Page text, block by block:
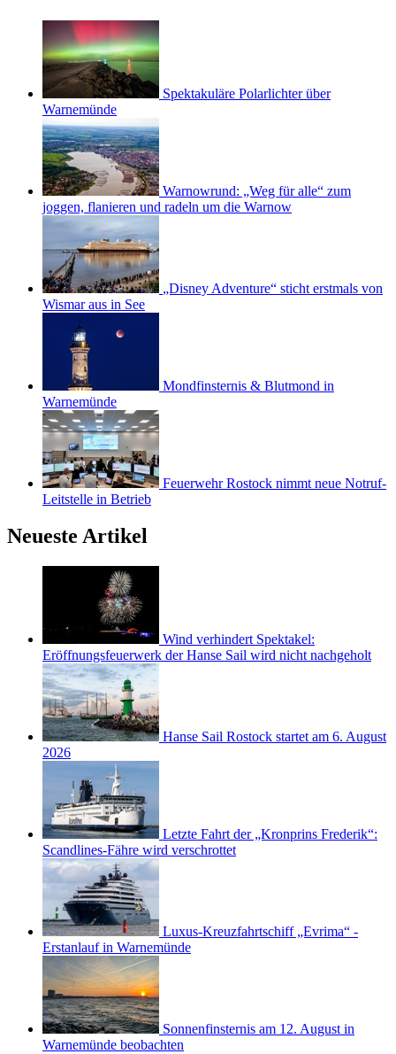
Spektakuläre Polarlichter über
Warnemünde
Warnowrund: „Weg für alle“ zum
joggen, flanieren und radeln um die Warnow
„Disney Adventure“ sticht erstmals von
Wismar aus in See
Mondfinsternis & Blutmond in
Warnemünde
Feuerwehr Rostock nimmt neue Notruf-
Leitstelle in Betrieb
Neueste Artikel
Wind verhindert Spektakel:
Eröffnungsfeuerwerk der Hanse Sail wird nicht nachgeholt
Hanse Sail Rostock startet am 6. August
2026
Letzte Fahrt der „Kronprins Frederik“:
Scandlines-Fähre wird verschrottet
Luxus-Kreuzfahrtschiff „Evrima“ -
Erstanlauf in Warnemünde
Sonnenfinsternis am 12. August in
Warnemünde beobachten